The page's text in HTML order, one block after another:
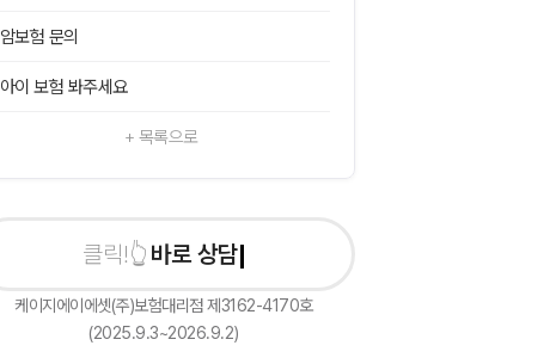
암보험 문의
아이 보험 봐주세요
+ 목록으로
바로 상담신청하기
케이지에이에셋(주)보험대리점 제3162-4170호
(2025.9.3~2026.9.2)